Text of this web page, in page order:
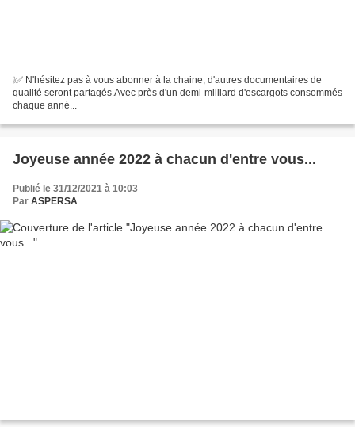
❕✅ N'hésitez pas à vous abonner à la chaine, d'autres documentaires de
qualité seront partagés.Avec près d'un demi-milliard d'escargots consommés
chaque anné...
Joyeuse année 2022 à chacun d'entre vous...
Publié le 31/12/2021 à 10:03
Par ASPERSA